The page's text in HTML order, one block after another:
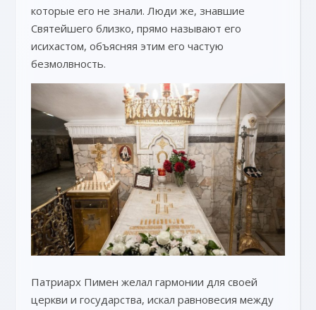
которые его не знали. Люди же, знавшие
Святейшего близко, прямо называют его
исихастом, объясняя этим его частую
безмолвность.
Патриарх Пимен желал гармонии для своей
церкви и государства, искал равновесия между